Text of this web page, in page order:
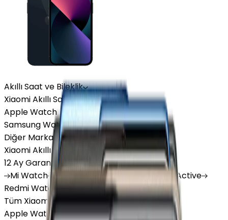
Akıllı Saat ve Bileklik
Xiaomi Akıllı Saat
Apple Watch
Samsung Watch
Diğer Markalar
Xiaomi Akıllı Saat
12 Ay Garanti•6 Taksit
MiWatch Mi Watch Lite Redmi
Watch 3 Active
RedmiWatch 5 Lite RedmiWatch 5 Active
Tüm Xiaomi Akıllı Saat'lar
Apple Watch